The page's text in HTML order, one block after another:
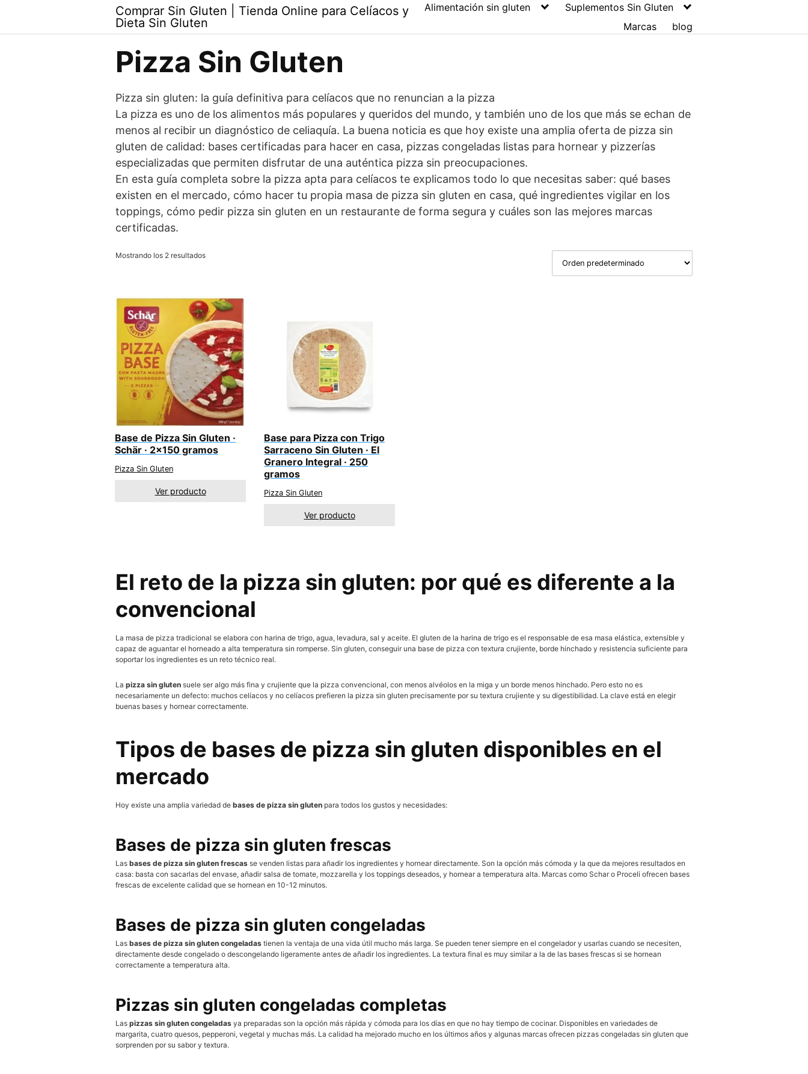
content
Comprar Sin Gluten | Tienda Online para Celíacos y
Dieta Sin Gluten
Alimentación sin gluten
Suplementos Sin Gluten
Marcas
blog
Pizza Sin Gluten
Pizza sin gluten: la guía definitiva para celíacos que no renuncian a la pizza
La pizza es uno de los alimentos más populares y queridos del mundo, y también uno de los que más se echan de
menos al recibir un diagnóstico de celiaquía. La buena noticia es que hoy existe una amplia oferta de pizza sin
gluten de calidad: bases certificadas para hacer en casa, pizzas congeladas listas para hornear y pizzerías
especializadas que permiten disfrutar de una auténtica pizza sin preocupaciones.
En esta guía completa sobre la pizza apta para celíacos te explicamos todo lo que necesitas saber: qué bases
existen en el mercado, cómo hacer tu propia masa de pizza sin gluten en casa, qué ingredientes vigilar en los
toppings, cómo pedir pizza sin gluten en un restaurante de forma segura y cuáles son las mejores marcas
certificadas.
Mostrando los 2 resultados
Base de Pizza Sin Gluten ·
Schär · 2×150 gramos
Pizza Sin Gluten
Ver producto
Base para Pizza con Trigo
Sarraceno Sin Gluten · El
Granero Integral · 250
gramos
Pizza Sin Gluten
Ver producto
El reto de la pizza sin gluten: por qué es diferente a la
convencional
La masa de pizza tradicional se elabora con harina de trigo, agua, levadura, sal y aceite. El gluten de la harina de trigo es el responsable de esa masa elástica, extensible y
capaz de aguantar el horneado a alta temperatura sin romperse. Sin gluten, conseguir una base de pizza con textura crujiente, borde hinchado y resistencia suficiente para
soportar los ingredientes es un reto técnico real.
La pizza sin gluten suele ser algo más fina y crujiente que la pizza convencional, con menos alvéolos en la miga y un borde menos hinchado. Pero esto no es
necesariamente un defecto: muchos celíacos y no celíacos prefieren la pizza sin gluten precisamente por su textura crujiente y su digestibilidad. La clave está en elegir
buenas bases y hornear correctamente.
Tipos de bases de pizza sin gluten disponibles en el
mercado
Hoy existe una amplia variedad de bases de pizza sin gluten para todos los gustos y necesidades:
Bases de pizza sin gluten frescas
Las bases de pizza sin gluten frescas se venden listas para añadir los ingredientes y hornear directamente. Son la opción más cómoda y la que da mejores resultados en
casa: basta con sacarlas del envase, añadir salsa de tomate, mozzarella y los toppings deseados, y hornear a temperatura alta. Marcas como Schar o Proceli ofrecen bases
frescas de excelente calidad que se hornean en 10-12 minutos.
Bases de pizza sin gluten congeladas
Las bases de pizza sin gluten congeladas tienen la ventaja de una vida útil mucho más larga. Se pueden tener siempre en el congelador y usarlas cuando se necesiten,
directamente desde congelado o descongelando ligeramente antes de añadir los ingredientes. La textura final es muy similar a la de las bases frescas si se hornean
correctamente a temperatura alta.
Pizzas sin gluten congeladas completas
Las pizzas sin gluten congeladas ya preparadas son la opción más rápida y cómoda para los días en que no hay tiempo de cocinar. Disponibles en variedades de
margarita, cuatro quesos, pepperoni, vegetal y muchas más. La calidad ha mejorado mucho en los últimos años y algunas marcas ofrecen pizzas congeladas sin gluten que
sorprenden por su sabor y textura.